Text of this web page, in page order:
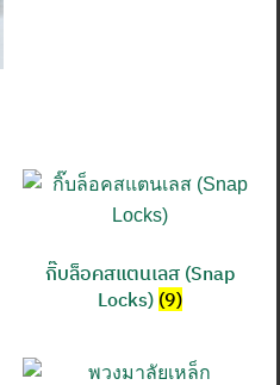
กิ๊บล็อคสแตนเลส (Snap
Locks) (9)